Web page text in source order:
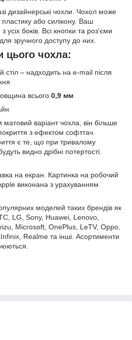
дизайнерські чохли. Чохол може
пластику або силікону. Ваш
боків. Всі кнопки та роз'єми
зручного доступу до них.
цього чохла:
стіл – надходить на e-mail після
всього 0,9 мм
варіант чохла, він більше
з ефектом софттач.
є те, що при тривалому
видно дрібні потертості.
на екран. Картинка на робочий
виконана з урахуванням
моделей таких брендів як
LG, Sony, Huawei, Lenovo,
Microsoft, OnePlus, LeTV, Oppo,
Realme та інші. Асортименти